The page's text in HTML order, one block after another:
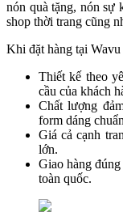
nón quà tặng, nón sự
shop thời trang cũng
Khi đặt hàng tại Wavu
Thiết kế theo
cầu của khách
Chất lượng
form dáng
Giá cả cạnh
lớn.
Giao hàng
toàn quốc.